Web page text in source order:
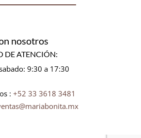
nosotros
DE ATENCIÓN:
9:30 a 17:30
: +52 33 3618 3481